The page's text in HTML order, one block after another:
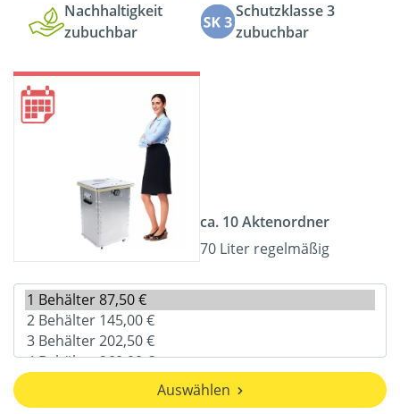
Nachhaltigkeit
zubuchbar
Schutzklasse 3
zubuchbar
ca. 10 Aktenordner
70 Liter regelmäßig
Auswählen